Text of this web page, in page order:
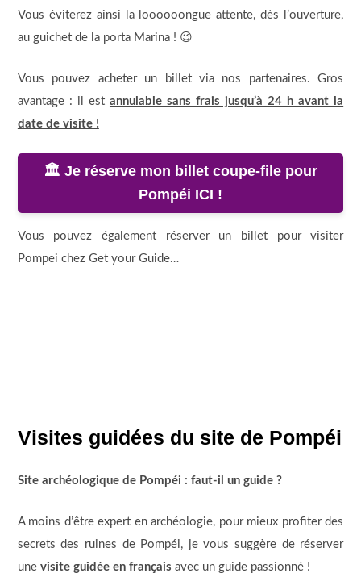
Vous éviterez ainsi la loooooongue attente, dès l’ouverture,
au guichet de la porta Marina ! 😉
Vous pouvez acheter un billet via nos partenaires. Gros
avantage : il est annulable sans frais jusqu’à 24 h avant la
date de visite !
🏛️ Je réserve mon billet coupe-file pour
Pompéi ICI !
Vous pouvez également réserver un billet pour visiter
Pompei chez Get your Guide…
Visites guidées du site de Pompéi
Site archéologique de Pompéi : faut-il un guide ?
A moins d’être expert en archéologie, pour mieux profiter des
secrets des ruines de Pompéi, je vous suggère de réserver
une visite guidée en français avec un guide passionné !